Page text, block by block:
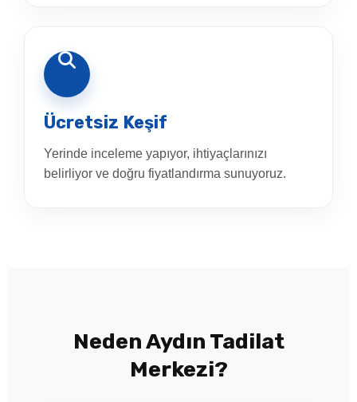
Ücretsiz Keşif
Yerinde inceleme yapıyor, ihtiyaçlarınızı
belirliyor ve doğru fiyatlandırma sunuyoruz.
Neden Aydın Tadilat
Merkezi?